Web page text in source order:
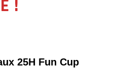
!
25H Fun Cup